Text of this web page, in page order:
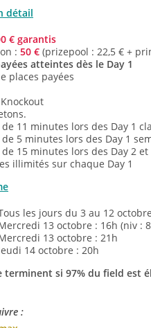
détail
€ garantis
: 50 € (prizepool : 22,5 € +
atteintes dès le Day 1
places payées
11 minutes lors des Day 1
5 minutes lors des Day 1
15 minutes lors des Day 2 et
illimités sur chaque Day 1
les jours du 3 au 12
13 octobre : 16h (niv :
13 octobre : 21h
14 octobre : 20h
terminent si 97% du field est
: